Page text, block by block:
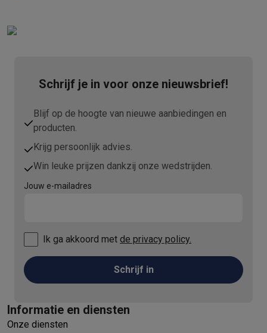
Schrijf je in voor onze nieuwsbrief!
Blijf op de hoogte van nieuwe aanbiedingen en
producten.
Krijg persoonlijk advies.
Win leuke prijzen dankzij onze wedstrijden.
Jouw e-mailadres
Ik ga akkoord met de privacy policy.
Schrijf in
Informatie en diensten
Onze diensten